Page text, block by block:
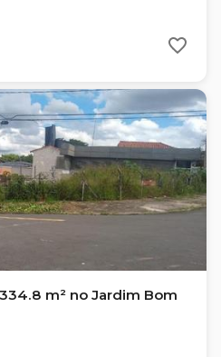
m² no Jardim Bom